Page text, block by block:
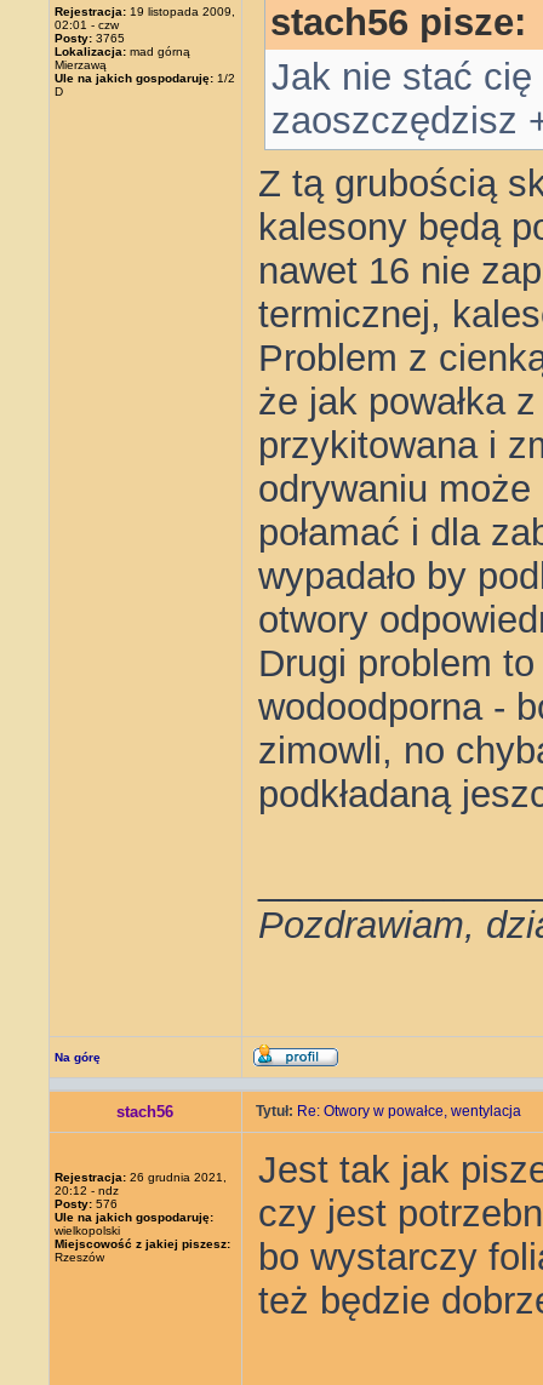
Rejestracja: 19 listopada 2009,
02:01 - czw
Posty: 3765
Lokalizacja: mad górną
Mierzawą
Ule na jakich gospodaruję: 1/2
D
stach56 pisze:
Jak nie stać
zaoszczędzisz
Z tą grubością
kalesony będą
nawet 16 nie
termicznej,
Problem z
że jak powałka
przykitowana i
odrywaniu może
połamać i dla
wypadało by
otwory
Drugi problem
wodoodporna -
zimowli, no
podkładaną
Pozdrawiam,
Na górę
stach56 Tytuł: Re: Otwory w powałce, wentylacja
Rejestracja: 26 grudnia 2021,
20:12 - ndz
Posty: 576
Ule na jakich gospodaruję:
wielkopolski
Miejscowość z jakiej piszesz:
Rzeszów
Jest tak jak
czy jest
bo wystarczy
też będzie